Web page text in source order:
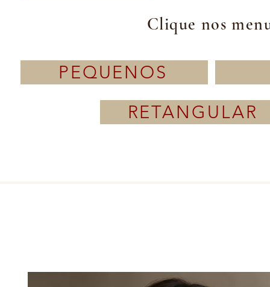
Clique nos
PEQUENOS
RETANGULAR